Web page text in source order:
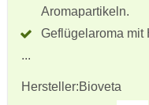
Aromapartikeln.
Geflügelaroma mit
...
Hersteller:Bioveta